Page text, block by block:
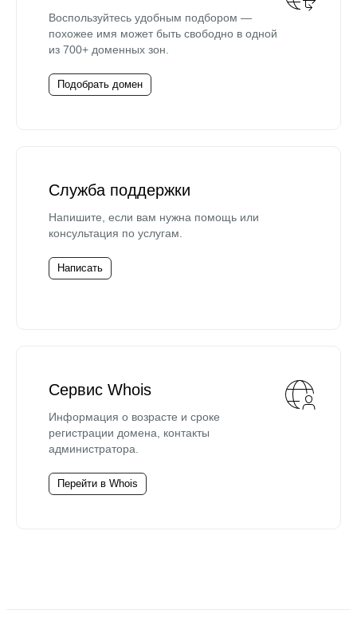
Воспользуйтесь удобным подбором —
похожее имя может быть свободно в одной
из 700+ доменных зон.
Подобрать домен
Служба поддержки
Напишите, если вам нужна помощь или
консультация по услугам.
Написать
Сервис Whois
Информация о возрасте и сроке
регистрации домена, контакты
администратора.
Перейти в Whois